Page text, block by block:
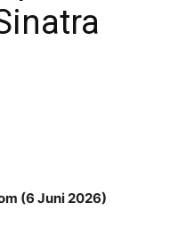
(6 Juni 2026)